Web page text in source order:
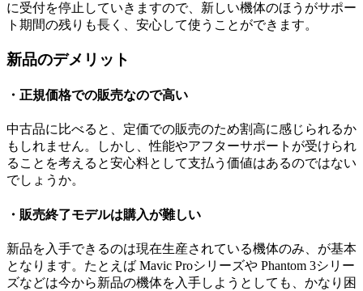
に受付を停止していきますので、新しい機体のほうがサポー
ト期間の残りも長く、安心して使うことができます。
新品のデメリット
・正規価格での販売なので高い
中古品に比べると、定価での販売のため割高に感じられるか
もしれません。しかし、性能やアフターサポートが受けられ
ることを考えると安心料として支払う価値はあるのではない
でしょうか。
・販売終了モデルは購入が難しい
新品を入手できるのは現在生産されている機体のみ、が基本
となります。たとえば Mavic Proシリーズや Phantom 3シリー
ズなどは今から新品の機体を入手しようとしても、かなり困